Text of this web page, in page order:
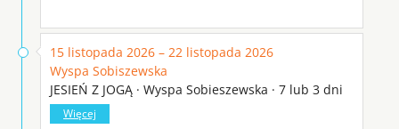
15 listopada 2026 – 22 listopada 2026
Wyspa Sobiszewska
JESIEŃ Z JOGĄ · Wyspa Sobieszewska · 7 lub 3 dni
Więcej